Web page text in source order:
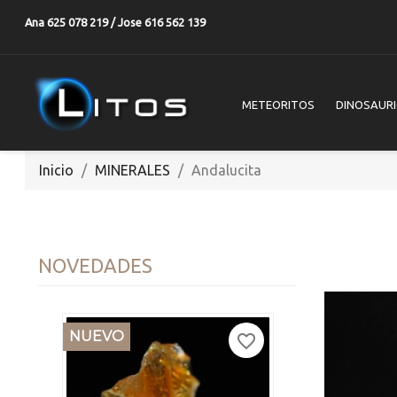
Ana 625 078 219 / Jose 616 562 139
METEORITOS
Inicio MINERALES Andalucita
NOVEDADES
NUEVO favorite_border